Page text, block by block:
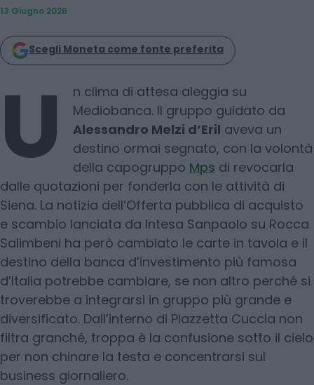
13 Giugno 2026
Scegli Moneta come fonte preferita
U
n clima di attesa aleggia su
Mediobanca. Il gruppo guidato da
Alessandro Melzi d’Eril aveva un
destino ormai segnato, con la volontà
della capogruppo Mps di revocarla
dalle quotazioni per fonderla con le attività di
Siena. La notizia dell’Offerta pubblica di acquisto
e scambio lanciata da Intesa Sanpaolo su Rocca
Salimbeni ha però cambiato le carte in tavola e il
destino della banca d’investimento più famosa
d’Italia potrebbe cambiare, se non altro perché si
troverebbe a integrarsi in gruppo più grande e
diversificato. Dall’interno di Piazzetta Cuccia non
filtra granché, troppa è la confusione sotto il cielo
per non chinare la testa e concentrarsi sul
business giornaliero.